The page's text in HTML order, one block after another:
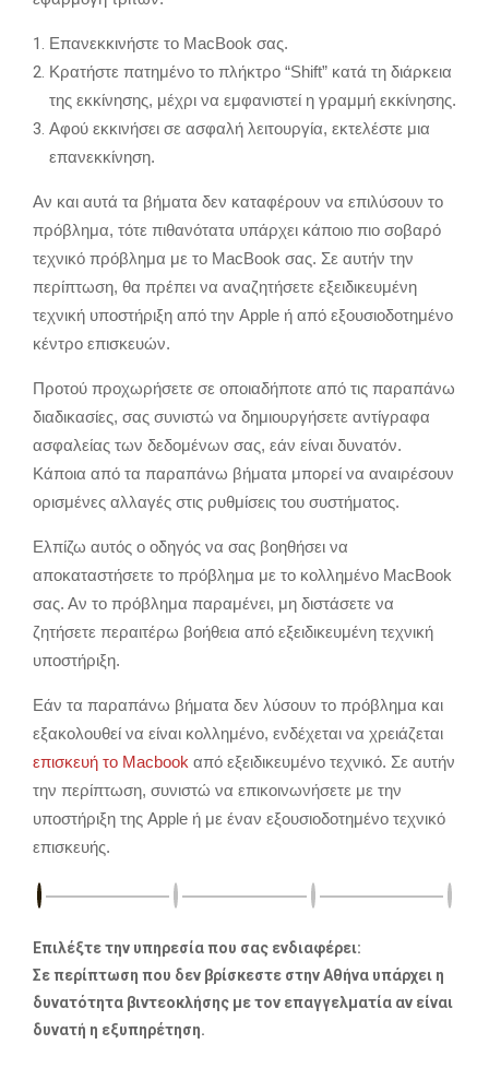
Επανεκκινήστε το MacBook σας.
Κρατήστε πατημένο το πλήκτρο “Shift” κατά τη διάρκεια
της εκκίνησης, μέχρι να εμφανιστεί η γραμμή εκκίνησης.
Αφού εκκινήσει σε ασφαλή λειτουργία, εκτελέστε μια
επανεκκίνηση.
Αν και αυτά τα βήματα δεν καταφέρουν να επιλύσουν το
πρόβλημα, τότε πιθανότατα υπάρχει κάποιο πιο σοβαρό
τεχνικό πρόβλημα με το MacBook σας. Σε αυτήν την
περίπτωση, θα πρέπει να αναζητήσετε εξειδικευμένη
τεχνική υποστήριξη από την Apple ή από εξουσιοδοτημένο
κέντρο επισκευών.
Προτού προχωρήσετε σε οποιαδήποτε από τις παραπάνω
διαδικασίες, σας συνιστώ να δημιουργήσετε αντίγραφα
ασφαλείας των δεδομένων σας, εάν είναι δυνατόν.
Κάποια από τα παραπάνω βήματα μπορεί να αναιρέσουν
ορισμένες αλλαγές στις ρυθμίσεις του συστήματος.
Ελπίζω αυτός ο οδηγός να σας βοηθήσει να
αποκαταστήσετε το πρόβλημα με το κολλημένο MacBook
σας. Αν το πρόβλημα παραμένει, μη διστάσετε να
ζητήσετε περαιτέρω βοήθεια από εξειδικευμένη τεχνική
υποστήριξη.
Εάν τα παραπάνω βήματα δεν λύσουν το πρόβλημα και
εξακολουθεί να είναι κολλημένο, ενδέχεται να χρειάζεται
επισκευή το Macbook από εξειδικευμένο τεχνικό. Σε αυτήν
την περίπτωση, συνιστώ να επικοινωνήσετε με την
υποστήριξη της Apple ή με έναν εξουσιοδοτημένο τεχνικό
επισκευής.
Επιλέξτε την υπηρεσία που σας ενδιαφέρει:
Σε περίπτωση που δεν βρίσκεστε στην Αθήνα υπάρχει η
δυνατότητα βιντεοκλήσης με τον επαγγελματία αν είναι
δυνατή η εξυπηρέτηση.